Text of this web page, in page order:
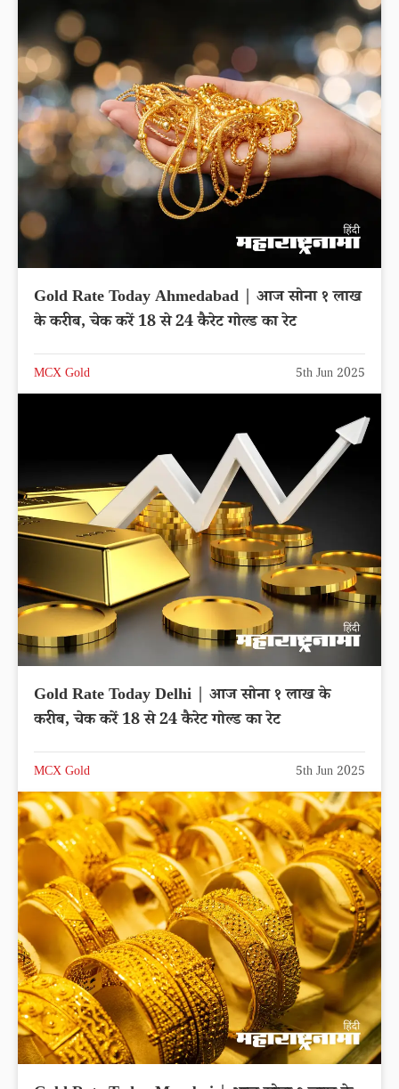
Gold Rate Today Ahmedabad | आज सोना १ लाख
के करीब, चेक करें 18 से 24 कैरेट गोल्ड का रेट
MCX Gold 5th Jun 2025
Gold Rate Today Delhi | आज सोना १ लाख के
करीब, चेक करें 18 से 24 कैरेट गोल्ड का रेट
MCX Gold 5th Jun 2025